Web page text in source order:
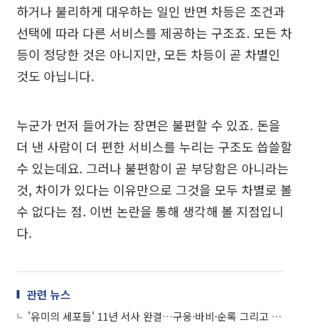
하거나 불리하게 대우하는 일인 반면 차등은 조건과
선택에 따라 다른 서비스를 제공하는 구조죠. 모든 차
등이 정당한 것은 아니지만, 모든 차등이 곧 차별인
것도 아닙니다.
누군가 먼저 들어가는 장면은 불편할 수 있죠. 돈을
더 낸 사람이 더 편한 서비스를 누리는 구조도 씁쓸할
수 있는데요. 그러나 불편함이 곧 부당함은 아니라는
것, 차이가 있다는 이유만으로 그것을 모두 차별로 볼
수 없다는 점. 이번 논란을 통해 생각해 볼 지점입니
다.
관련 뉴스
'유미의 세포들' 11년 서사 완결…구웅·바비·순록 그리고 유미